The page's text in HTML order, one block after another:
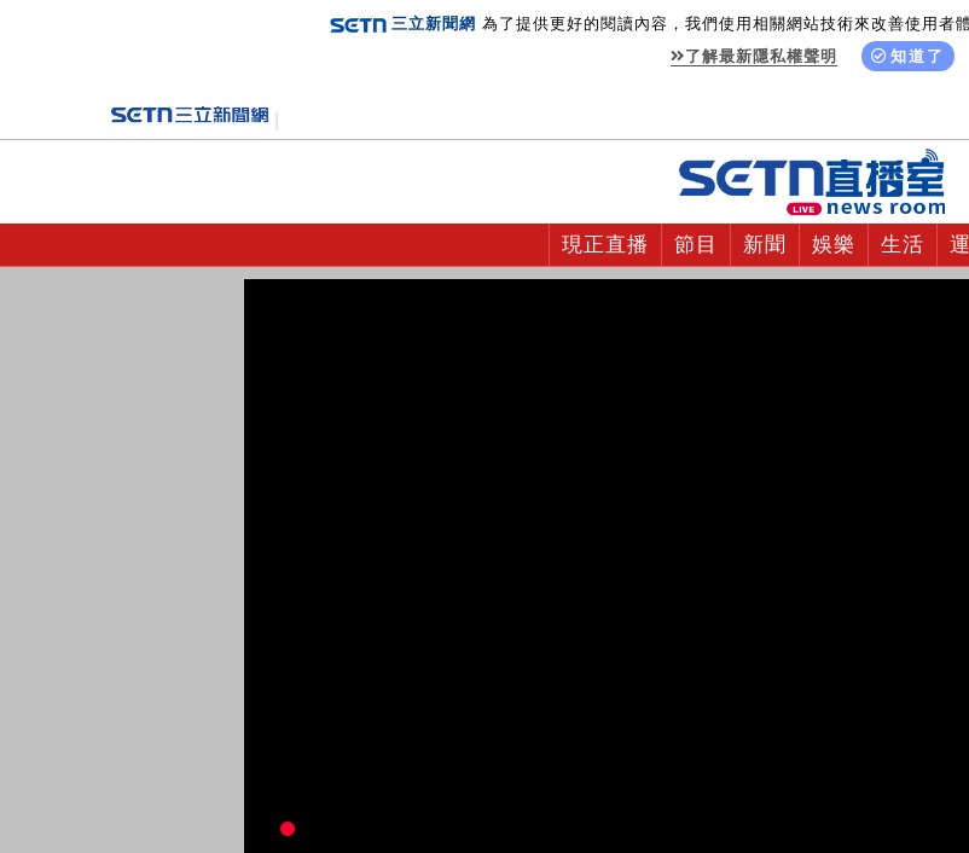
三立新聞網 為了提供更好的閱讀內容，我們使用相關網站技術來改善使用者
了解最新隱私權聲明
知道了
現正直播 節目 新聞 娛樂 生活